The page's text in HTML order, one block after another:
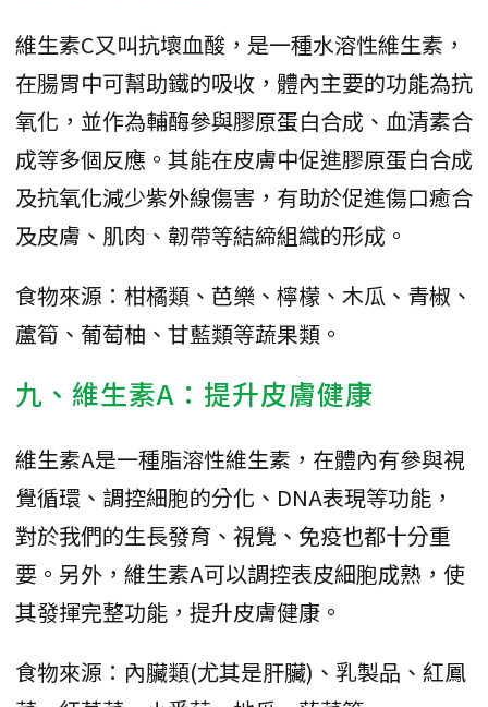
維生素C又叫抗壞血酸，是一種水溶性維生素，
在腸胃中可幫助鐵的吸收，體內主要的功能為抗
氧化，並作為輔酶參與膠原蛋白合成、血清素合
成等多個反應。其能在皮膚中促進膠原蛋白合成
及抗氧化減少紫外線傷害，有助於促進傷口癒合
及皮膚、肌肉、韌帶等結締組織的形成。
食物來源：柑橘類、芭樂、檸檬、木瓜、青椒、
蘆筍、葡萄柚、甘藍類等蔬果類。
九、維生素A：提升皮膚健康
維生素A是一種脂溶性維生素，在體內有參與視
覺循環、調控細胞的分化、DNA表現等功能，
對於我們的生長發育、視覺、免疫也都十分重
要。另外，維生素A可以調控表皮細胞成熟，使
其發揮完整功能，提升皮膚健康。
食物來源：內臟類(尤其是肝臟)、乳製品、紅鳳